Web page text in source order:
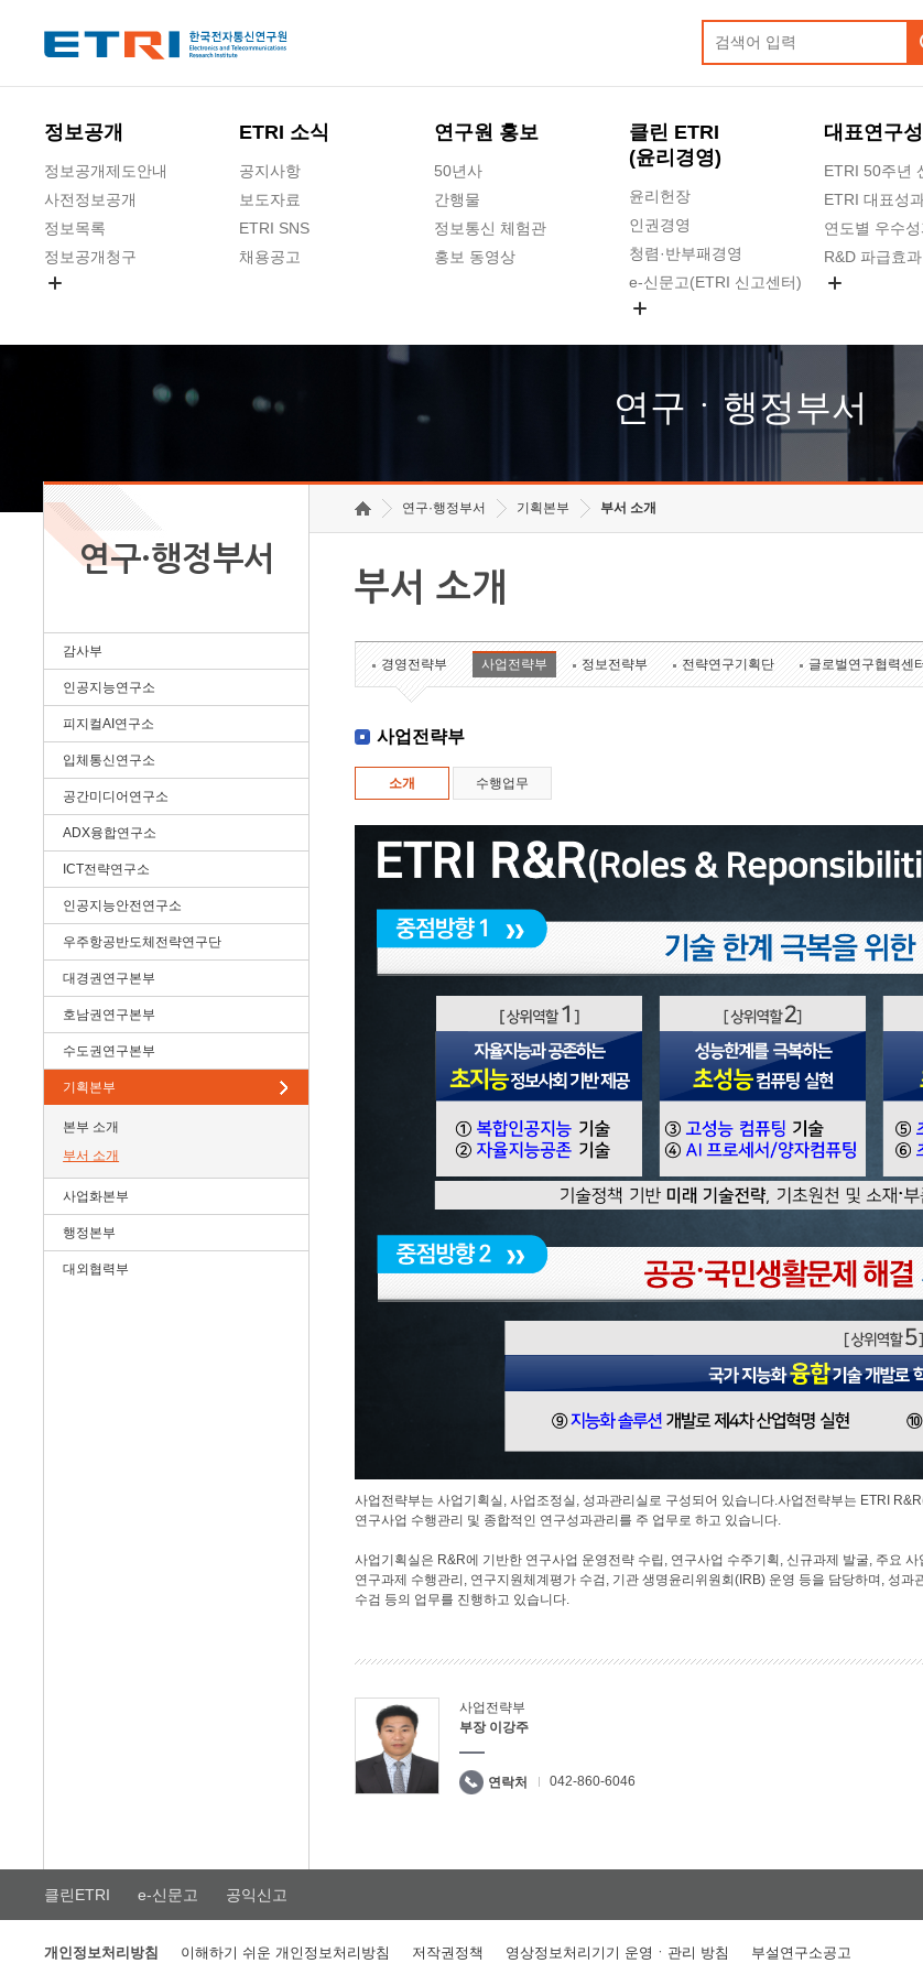
정보공개
정보공개제도안내
사전정보공개
정보목록
정보공개청구
ETRI 소식
공지사항
보도자료
ETRI SNS
채용공고
연구원 홍보
50년사
간행물
정보통신 체험관
홍보 동영상
클린 ETRI
(윤리경영)
윤리헌장
인권경영
청렴·반부패경영
e-신문고(ETRI 신고센터)
고객의소리
수의계약 현황
대표연구
ETRI 50주년
ETRI 대표성
연도별 우수
R&D 파급효과
연구ㆍ행정부서
연구·행정부서
감사부
인공지능연구소
피지컬AI연구소
입체통신연구소
공간미디어연구소
ADX융합연구소
ICT전략연구소
인공지능안전연구소
우주항공반도체전략연구단
대경권연구본부
호남권연구본부
수도권연구본부
기획본부
본부 소개
부서 소개
사업화본부
행정본부
대외협력부
연구·행정부서 기획본부 부서 소개
부서 소개
경영전략부 사업전략부 정보전략부 전략연구기획단 글로벌연구협력센
사업전략부
소개 수행업무
사업전략부는 사업기획실, 사업조정실, 성과관리실로 구성되어 있습니다.사업전략부는 ETRI
연구사업 수행관리 및 종합적인 연구성과관리를 주 업무로 하고 있습니다.
사업기획실은 R&R에 기반한 연구사업 운영전략 수립, 연구사업 수주기획, 신규과제 발굴, 주요
연구과제 수행관리, 연구지원체계평가 수검, 기관 생명윤리위원회(IRB) 운영 등을 담당하며, 성
수검 등의 업무를 진행하고 있습니다.
사업전략부
부장 이강주
연락처 042-860-6046
클린ETRI e-신문고 공익신고
개인정보처리방침 이해하기 쉬운 개인정보처리방침 저작권정책 영상정보처리기기 운영ㆍ관리 방침 부설연구소공고